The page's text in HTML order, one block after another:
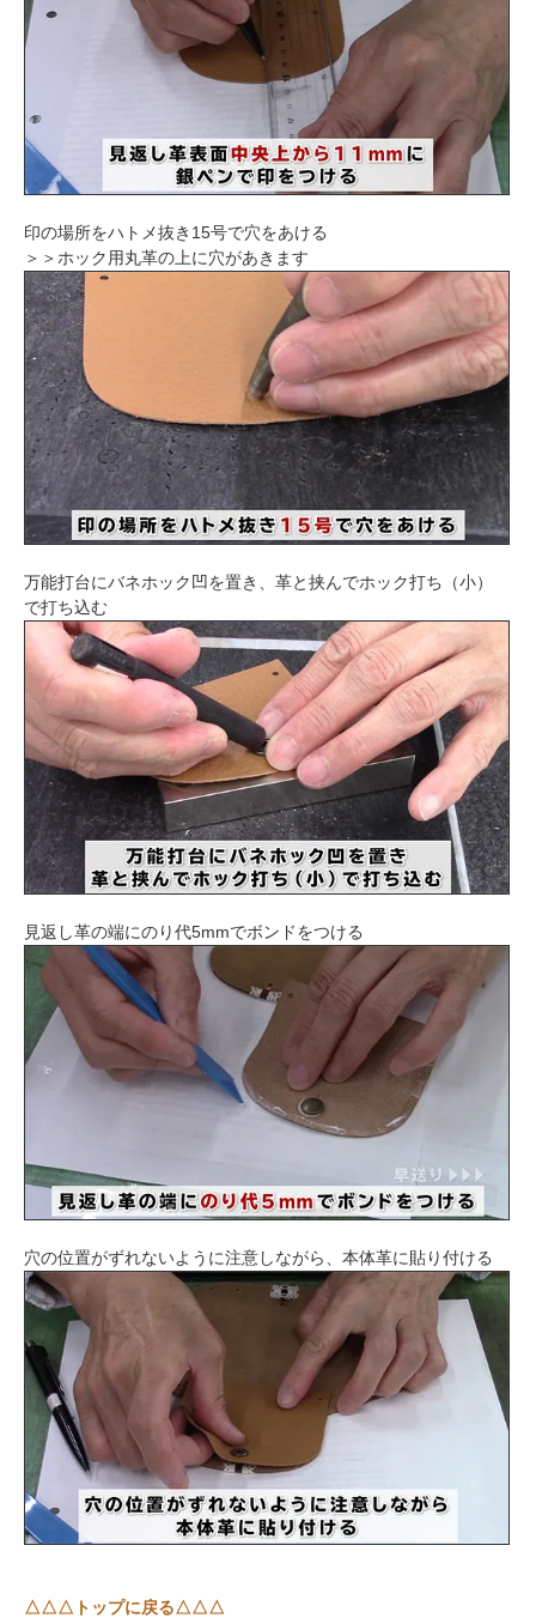
印の場所をハトメ抜き15号で穴をあける
＞＞ホック用丸革の上に穴があきます
万能打台にバネホック凹を置き、革と挟んでホック打ち（小）
で打ち込む
見返し革の端にのり代5mmでボンドをつける
穴の位置がずれないように注意しながら、本体革に貼り付ける
△△△トップに戻る△△△